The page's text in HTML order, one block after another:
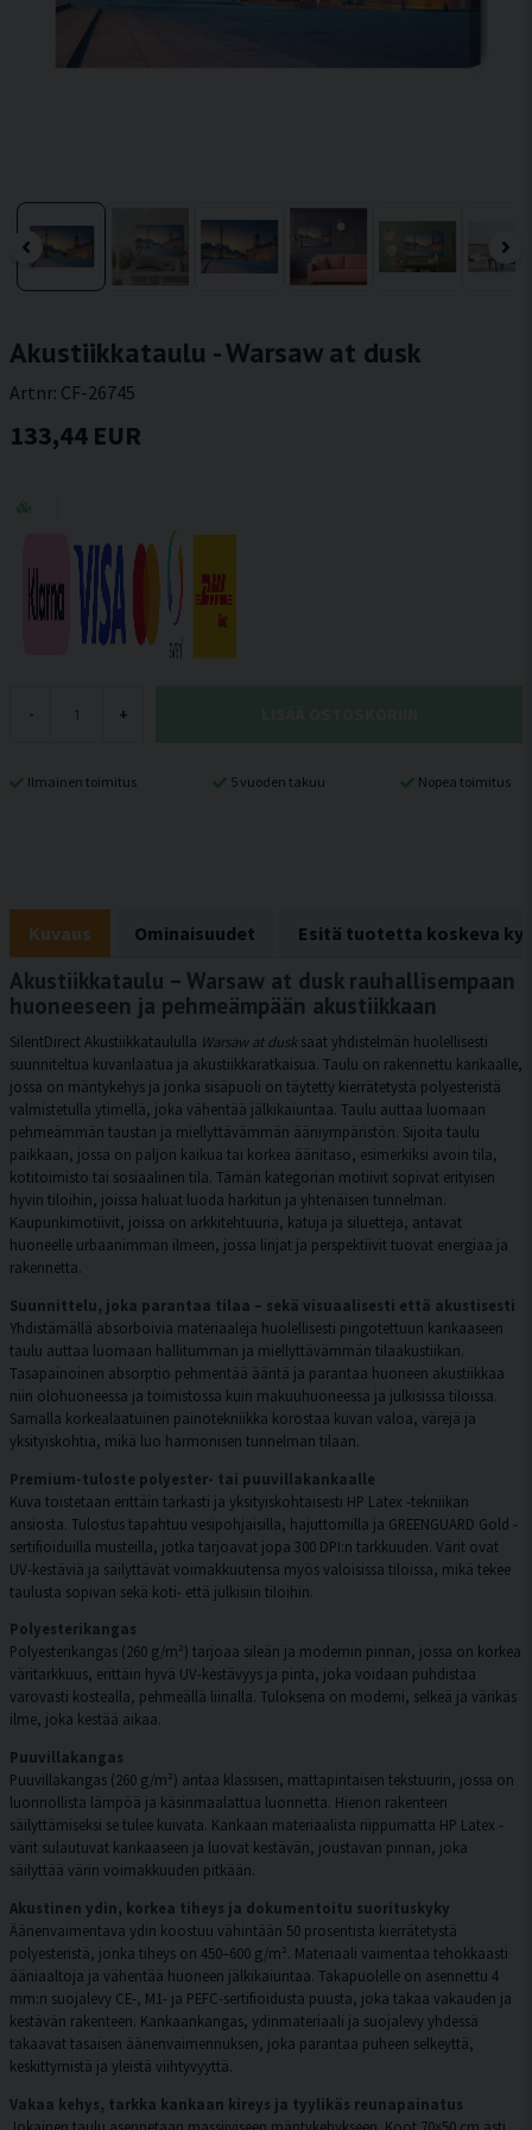
Akustiikkataulu - Warsaw at dusk
Artnr: CF-26745
133,44 EUR
- +
Ilmainen toimitus 5 vuoden takuu Nopea toimitus
Kuvaus Ominaisuudet Esitä tuotetta koskeva
Akustiikkataulu – Warsaw at dusk rauhallisempaan
huoneeseen ja pehmeämpään akustiikkaan
SilentDirect Akustiikkataululla Warsaw at dusksaat yhdistelmän huolellisesti
suunniteltua kuvanlaatua ja akustiikkaratkaisua. Taulu on rakennettu kankaalle,
jossa on mäntykehys ja jonka sisäpuoli on täytetty kierrätetystä polyesteristä
valmistetulla ytimellä, joka vähentää jälkikaiuntaa. Taulu auttaa luomaan
pehmeämmän taustan ja miellyttävämmän ääniympäristön. Sijoita taulu
paikkaan, jossa on paljon kaikua tai korkea äänitaso, esimerkiksi avoin tila,
kotitoimisto tai sosiaalinen tila. Tämän kategorian motiivit sopivat erityisen
hyvin tiloihin, joissa haluat luoda harkitun ja yhtenäisen tunnelman.
Kaupunkimotiivit, joissa on arkkitehtuuria, katuja ja siluetteja, antavat
huoneelle urbaanimman ilmeen, jossa linjat ja perspektiivit tuovat energiaa ja
rakennetta.
Suunnittelu, joka parantaa tilaa – sekä visuaalisesti että akustisesti
Yhdistämällä absorboivia materiaaleja huolellisesti pingotettuun kankaaseen
taulu auttaa luomaan hallitumman ja miellyttävämmän tilaakustiikan.
Tasapainoinen absorptio pehmentää ääntä ja parantaa huoneen akustiikkaa
niin olohuoneessa ja toimistossa kuin makuuhuoneessa ja julkisissa tiloissa.
Samalla korkealaatuinen painotekniikka korostaa kuvan valoa, värejä ja
yksityiskohtia, mikä luo harmonisen tunnelman tilaan.
Premium-tuloste polyester- tai puuvillakankaalle
Kuva toistetaan erittäin tarkasti ja yksityiskohtaisesti HP Latex -tekniikan
ansiosta. Tulostus tapahtuu vesipohjaisilla, hajuttomilla ja GREENGUARD Gold -
sertifioiduilla musteilla, jotka tarjoavat jopa 300 DPI:n tarkkuuden. Värit ovat
UV-kestäviä ja säilyttävät voimakkuutensa myös valoisissa tiloissa, mikä tekee
taulusta sopivan sekä koti- että julkisiin tiloihin.
Polyesterikangas
Polyesterikangas (260 g/m²) tarjoaa sileän ja modernin pinnan, jossa on korkea
väritarkkuus, erittäin hyvä UV-kestävyys ja pinta, joka voidaan puhdistaa
varovasti kostealla, pehmeällä liinalla. Tuloksena on moderni, selkeä ja värikäs
ilme, joka kestää aikaa.
Puuvillakangas
Puuvillakangas (260 g/m²) antaa klassisen, mattapintaisen tekstuurin, jossa on
luonnollista lämpöä ja käsinmaalattua luonnetta. Hienon rakenteen
säilyttämiseksi se tulee kuivata. Kankaan materiaalista riippumatta HP Latex -
värit sulautuvat kankaaseen ja luovat kestävän, joustavan pinnan, joka
säilyttää värin voimakkuuden pitkään.
Akustinen ydin, korkea tiheys ja dokumentoitu suorituskyky
Äänenvaimentava ydin koostuu vähintään 50 prosentista kierrätetystä
polyesteristä, jonka tiheys on 450–600 g/m². Materiaali vaimentaa tehokkaasti
ääniaaltoja ja vähentää huoneen jälkikaiuntaa. Takapuolelle on asennettu 4
mm:n suojalevy CE-, M1- ja PEFC-sertifioidusta puusta, joka takaa vakauden ja
kestävän rakenteen. Kankaankangas, ydinmateriaali ja suojalevy yhdessä
takaavat tasaisen äänenvaimennuksen, joka parantaa puheen selkeyttä,
keskittymistä ja yleistä viihtyvyyttä.
Vakaa kehys, tarkka kankaan kireys ja tyylikäs reunapainatus